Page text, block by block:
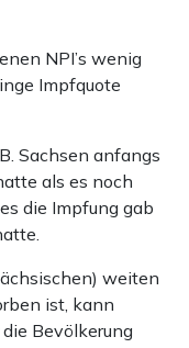
NPI’s wenig
Impfquote
Sachsen anfangs
als es noch
die Impfung gab
weiten
ist, kann
Bevölkerung